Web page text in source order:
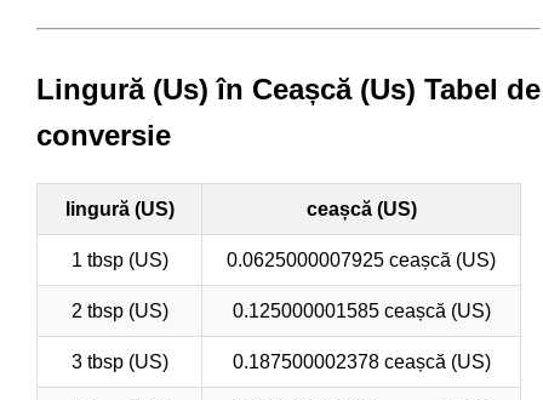
Lingură (Us) în Ceașcă (Us) Tabel de
conversie
lingură (US) ceașcă (US)
1 tbsp (US) 0.0625000007925 ceașcă (US)
2 tbsp (US) 0.125000001585 ceașcă (US)
3 tbsp (US) 0.187500002378 ceașcă (US)